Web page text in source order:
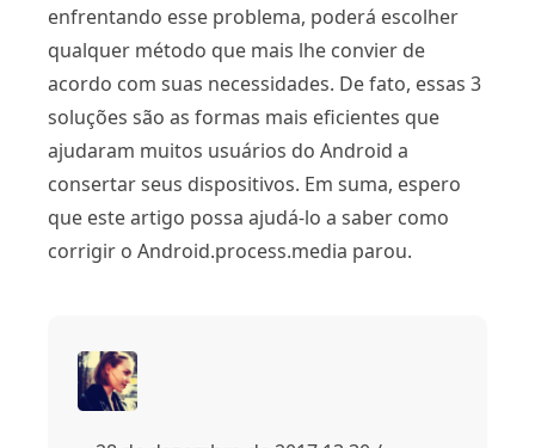
enfrentando esse problema, poderá escolher
qualquer método que mais lhe convier de
acordo com suas necessidades. De fato, essas 3
soluções são as formas mais eficientes que
ajudaram muitos usuários do Android a
consertar seus dispositivos. Em suma, espero
que este artigo possa ajudá-lo a saber como
corrigir o Android.process.media parou.